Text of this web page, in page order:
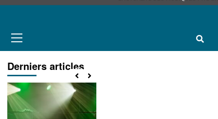
Menu
Derniers articles